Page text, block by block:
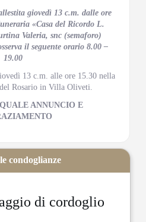
giovedì 13 c.m. dalle ore
«Casa del Ricordo L.
Valeria, snc (semaforo)
il seguente orario 8.00 –
19.00
13 c.m. alle ore 15.30 nella
Rosario in Villa Oliveti.
ANNUNCIO E
di cordoglio
condoglianze